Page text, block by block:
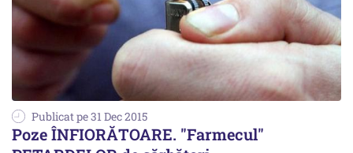
Publicat pe 31 Dec 2015
Poze ÎNFIORĂTOARE. "Farmecul"